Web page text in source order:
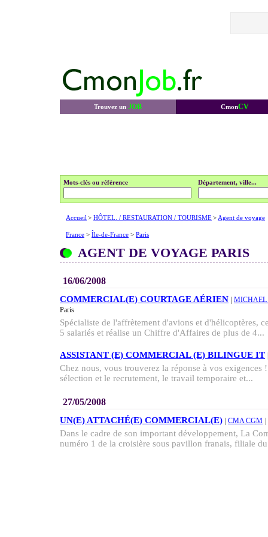
Trouvez un JOB CmonCV
Mots-clés ou référence Département, ville...
Accueil > HÔTEL. / RESTAURATION / TOURISME> Agent de voyage
France > Île-de-France > Paris
AGENT DE VOYAGE PARIS
16/06/2008
COMMERCIAL(E) COURTAGE AÉRIEN
MICHAEL
Paris
Spécialiste de l'affrètement d'avions et d'hélicoptères,
5 salariés et réalise un Chiffre d'Affaires de plus de 4...
ASSISTANT (E) COMMERCIAL (E) BILINGUE IT
Chez nous, vous trouverez la réponse à vos exigences
sélection et le recrutement, le travail temporaire et...
27/05/2008
UN(E) ATTACHÉ(E) COMMERCIAL(E) CMA CGM
Dans le cadre de son important développement, La
numéro 1 de la croisière sous pavillon franais, filiale